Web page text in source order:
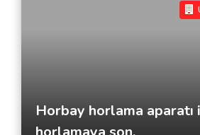
Horbay horlama aparatı